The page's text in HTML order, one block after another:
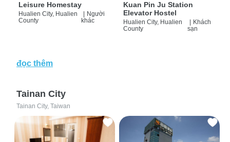
Leisure Homestay
Hualien City, Hualien
County
Người
khác
Kuan Pin Ju Station
Elevator Hostel
Hualien City, Hualien
County
Khách
sạn
đọc thêm
Tainan City
Tainan City, Taiwan